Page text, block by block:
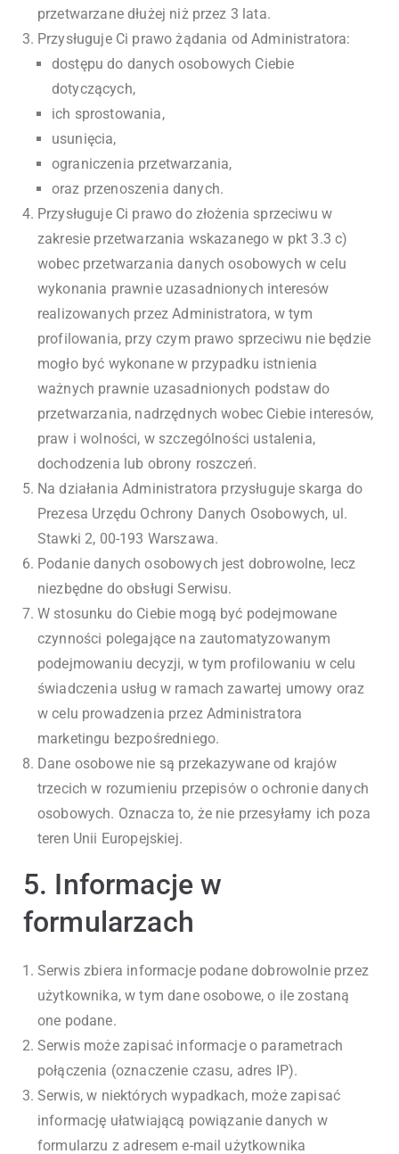
przetwarzane dłużej niż przez 3 lata.
Przysługuje Ci prawo żądania od Administratora:
dostępu do danych osobowych Ciebie
dotyczących,
ich sprostowania,
usunięcia,
ograniczenia przetwarzania,
oraz przenoszenia danych.
Przysługuje Ci prawo do złożenia sprzeciwu w
zakresie przetwarzania wskazanego w pkt 3.3 c)
wobec przetwarzania danych osobowych w celu
wykonania prawnie uzasadnionych interesów
realizowanych przez Administratora, w tym
profilowania, przy czym prawo sprzeciwu nie będzie
mogło być wykonane w przypadku istnienia
ważnych prawnie uzasadnionych podstaw do
przetwarzania, nadrzędnych wobec Ciebie interesów,
praw i wolności, w szczególności ustalenia,
dochodzenia lub obrony roszczeń.
Na działania Administratora przysługuje skarga do
Prezesa Urzędu Ochrony Danych Osobowych, ul.
Stawki 2, 00-193 Warszawa.
Podanie danych osobowych jest dobrowolne, lecz
niezbędne do obsługi Serwisu.
W stosunku do Ciebie mogą być podejmowane
czynności polegające na zautomatyzowanym
podejmowaniu decyzji, w tym profilowaniu w celu
świadczenia usług w ramach zawartej umowy oraz
w celu prowadzenia przez Administratora
marketingu bezpośredniego.
Dane osobowe nie są przekazywane od krajów
trzecich w rozumieniu przepisów o ochronie danych
osobowych. Oznacza to, że nie przesyłamy ich poza
teren Unii Europejskiej.
5. Informacje w
formularzach
Serwis zbiera informacje podane dobrowolnie przez
użytkownika, w tym dane osobowe, o ile zostaną
one podane.
Serwis może zapisać informacje o parametrach
połączenia (oznaczenie czasu, adres IP).
Serwis, w niektórych wypadkach, może zapisać
informację ułatwiającą powiązanie danych w
formularzu z adresem e-mail użytkownika